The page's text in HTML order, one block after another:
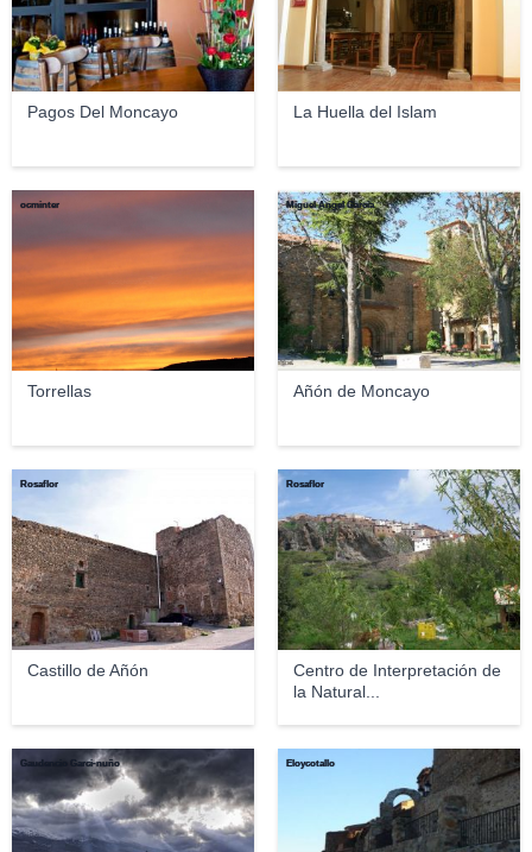
Pagos Del Moncayo La Huella del Islam
Torrellas
ocminter
Añón de Moncayo
Miguel Ángel García
Castillo de Añón
Rosaflor
Centro de Interpretación de
la Natural...
Rosaflor
Gaudencio Garci-nuño Eloycotallo